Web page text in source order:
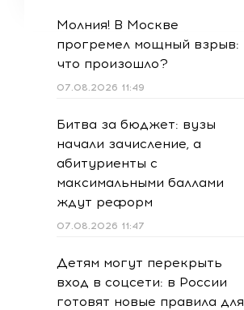
Молния! В Москве
прогремел мощный взрыв:
что произошло?
07.08.2026 11:49
Битва за бюджет: вузы
начали зачисление, а
абитуриенты с
максимальными баллами
ждут реформ
07.08.2026 11:47
Детям могут перекрыть
вход в соцсети: в России
готовят новые правила для